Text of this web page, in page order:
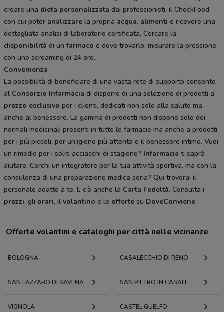
creare una dieta personalizzata dai professionisti, il CheckFood,
con cui poter analizzare la propria acqua, alimenti e ricevere una
dettagliata analisi di laboratorio certificata, Cercare la
disponibilità di unfarmaco e dove trovarlo, misurare la pressione
con uno screaming di 24 ore.
Convenienza
La possibilità di beneficiare di una vasta rete di supporto consente
al Consorzio Infarmacia di disporre di una selezione di prodotti a
prezzo esclusivo per i clienti, dedicati non solo alla salute ma
anche al benessere. La gamma di prodotti non dispone solo dei
normali medicinali presenti in tutte le farmacie ma anche a prodotti
per i più piccoli, per un'igiene più attenta o il benessere intimo. Vuoi
un rimedio per i soliti acciacchi di stagione? Infarmacia ti saprà
aiutare. Cerchi un integratore per la tua attività sportiva, ma con la
consulenza di una preparazione medica seria? Qui troverai il
personale adatto a te. E c’è anche la Carta Fedeltà. Consulta i
prezzi, gli orari, il volantino e le offerte su DoveConviene.
Offerte volantini e cataloghi per città nelle vicinanze
BOLOGNA CASALECCHIO DI RENO
SAN LAZZARO DI SAVENA SAN PIETRO IN CASALE
VIGNOLA CASTEL GUELFO